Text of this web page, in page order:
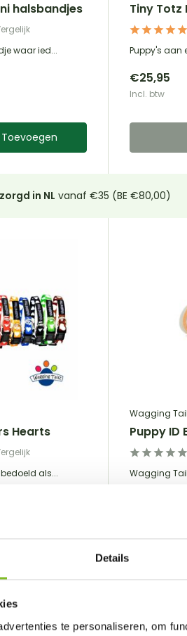
Details
te personaliseren, om
halsbandjes
waar ied...
Toevoegen
Tiny Totz
Puppy's aan
€25,95
Incl. btw
in NL vanaf €35 (BE €80,00)
Hearts
als...
Wagging
Puppy ID
Wagging